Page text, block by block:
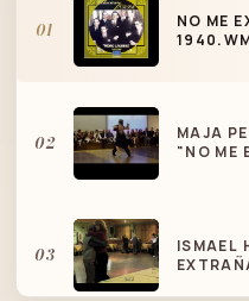
01
NO ME
02
MAJA
"NO ME
03
ISMAEL